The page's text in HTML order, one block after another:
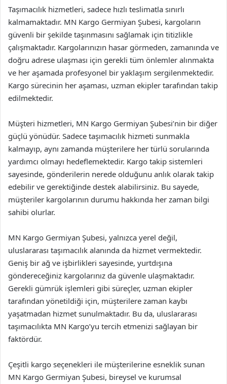
Taşımacılık hizmetleri, sadece hızlı teslimatla sınırlı
kalmamaktadır. MN Kargo Germiyan Şubesi, kargoların
güvenli bir şekilde taşınmasını sağlamak için titizlikle
çalışmaktadır. Kargolarınızın hasar görmeden, zamanında ve
doğru adrese ulaşması için gerekli tüm önlemler alınmakta
ve her aşamada profesyonel bir yaklaşım sergilenmektedir.
Kargo sürecinin her aşaması, uzman ekipler tarafından takip
edilmektedir.
Müşteri hizmetleri, MN Kargo Germiyan Şubesi’nin bir diğer
güçlü yönüdür. Sadece taşımacılık hizmeti sunmakla
kalmayıp, aynı zamanda müşterilere her türlü sorularında
yardımcı olmayı hedeflemektedir. Kargo takip sistemleri
sayesinde, gönderilerin nerede olduğunu anlık olarak takip
edebilir ve gerektiğinde destek alabilirsiniz. Bu sayede,
müşteriler kargolarının durumu hakkında her zaman bilgi
sahibi olurlar.
MN Kargo Germiyan Şubesi, yalnızca yerel değil,
uluslararası taşımacılık alanında da hizmet vermektedir.
Geniş bir ağ ve işbirlikleri sayesinde, yurtdışına
göndereceğiniz kargolarınız da güvenle ulaşmaktadır.
Gerekli gümrük işlemleri gibi süreçler, uzman ekipler
tarafından yönetildiği için, müşterilere zaman kaybı
yaşatmadan hizmet sunulmaktadır. Bu da, uluslararası
taşımacılıkta MN Kargo’yu tercih etmenizi sağlayan bir
faktördür.
Çeşitli kargo seçenekleri ile müşterilerine esneklik sunan
MN Kargo Germiyan Şubesi, bireysel ve kurumsal